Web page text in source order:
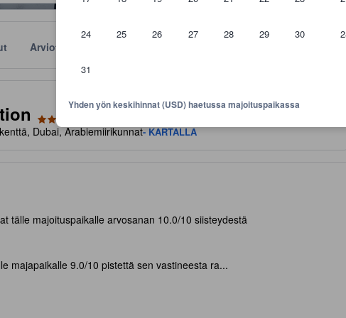
24 25 26 27 28 29 30
31
Yhden yön keskihinnat (USD) haetussa majoituspaikassa
Arviot
Dubai, Arabiemiirikunnat- KARTALLA
tälle majoituspaikalle arvosanan 10.0/10 siisteydestä
majapaikalle 9.0/10 pistettä sen vastineesta ra...